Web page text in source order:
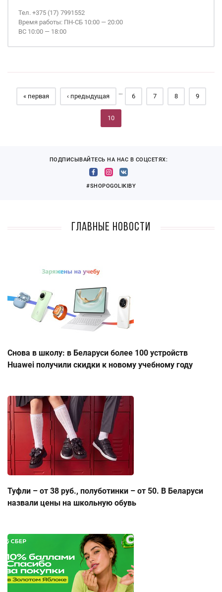
Тел. +375 (17) 7991552
Время работы: ПН-СБ 10:00 — 20:00
ВС 10:00 — 18:00
Страницы
« первая ‹ предыдущая
…
6 7 8 9
10
ПОДПИСЫВАЙТЕСЬ НА НАС В СОЦСЕТЯХ:
#SHOPOGOLIKIBY
Главные новости
Снова в школу: в Беларуси более 100 устройств
Huawei получили скидки к новому учебному году
Туфли – от 38 руб., полуботинки – от 50. В Беларуси
назвали цены на школьную обувь